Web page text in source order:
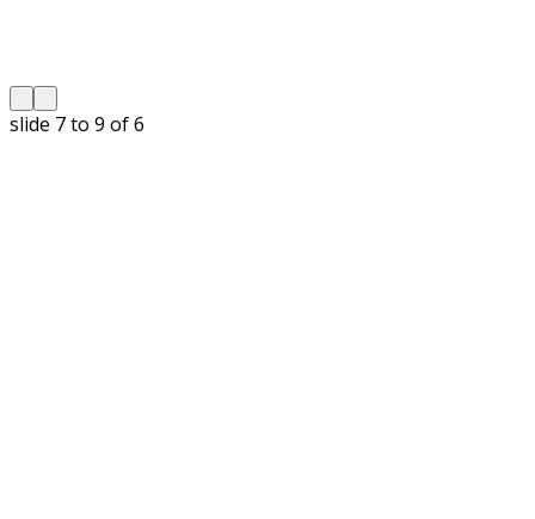
slide 7 to 9 of 6